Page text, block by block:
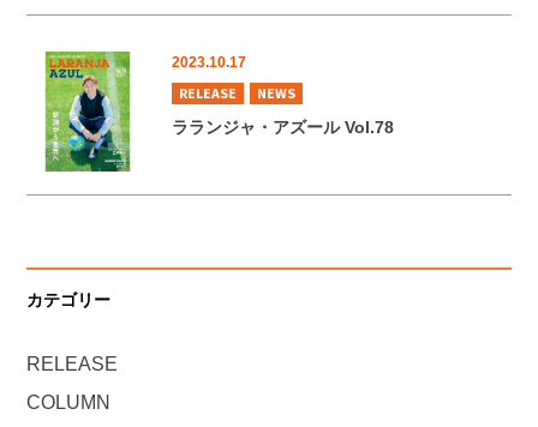
2023.10.17
RELEASE NEWS
ラランジャ・アズール Vol.78
カテゴリー
RELEASE
COLUMN